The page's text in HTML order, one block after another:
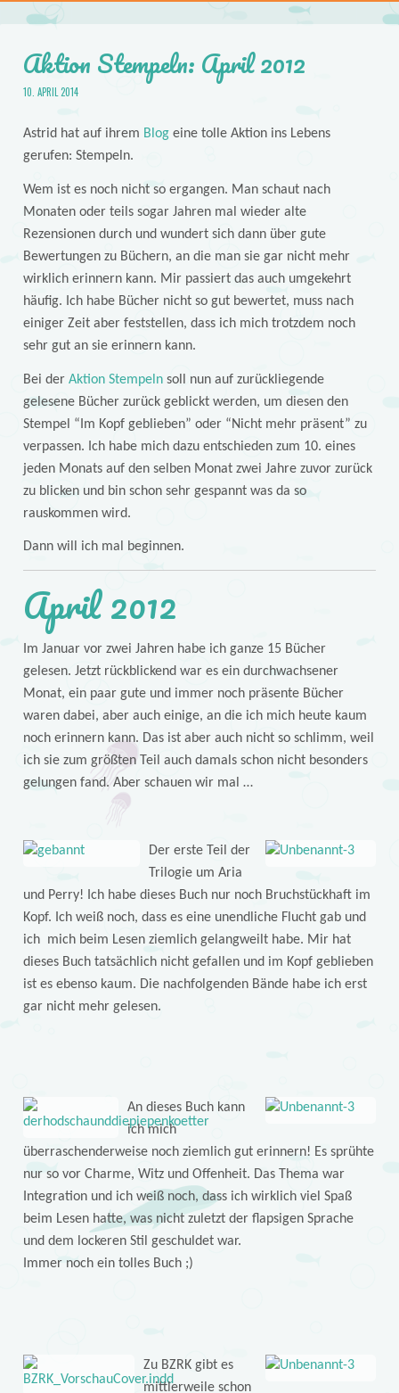
Aktion Stempeln: April 2012
10. APRIL 2014
Astrid hat auf ihrem Blogeine tolle Aktion ins Lebens
gerufen: Stempeln.
Wem ist es noch nicht so ergangen. Man schaut nach
Monaten oder teils sogar Jahren mal wieder alte
Rezensionen durch und wundert sich dann über gute
Bewertungen zu Büchern, an die man sie gar nicht mehr
wirklich erinnern kann. Mir passiert das auch umgekehrt
häufig. Ich habe Bücher nicht so gut bewertet, muss nach
einiger Zeit aber feststellen, dass ich mich trotzdem noch
sehr gut an sie erinnern kann.
Bei der Aktion Stempelnsoll nun auf zurückliegende
gelesene Bücher zurück geblickt werden, um diesen den
Stempel “Im Kopf geblieben” oder “Nicht mehr präsent” zu
verpassen. Ich habe mich dazu entschieden zum 10. eines
jeden Monats auf den selben Monat zwei Jahre zuvor zurück
zu blicken und bin schon sehr gespannt was da so
rauskommen wird.
Dann will ich mal beginnen.
April 2012
Im Januar vor zwei Jahren habe ich ganze 15 Bücher
gelesen. Jetzt rückblickend war es ein durchwachsener
Monat, ein paar gute und immer noch präsente Bücher
waren dabei, aber auch einige, an die ich mich heute kaum
noch erinnern kann. Das ist aber auch nicht so schlimm, weil
ich sie zum größten Teil auch damals schon nicht besonders
gelungen fand. Aber schauen wir mal …
Der erste Teil der
Trilogie um Aria
und Perry! Ich habe dieses Buch nur noch Bruchstückhaft im
Kopf. Ich weiß noch, dass es eine unendliche Flucht gab und
ich mich beim Lesen ziemlich gelangweilt habe. Mir hat
dieses Buch tatsächlich nicht gefallen und im Kopf geblieben
ist es ebenso kaum. Die nachfolgenden Bände habe ich erst
gar nicht mehr gelesen.
An dieses Buch kann
ich mich
überraschenderweise noch ziemlich gut erinnern! Es sprühte
nur so vor Charme, Witz und Offenheit. Das Thema war
Integration und ich weiß noch, dass ich wirklich viel Spaß
beim Lesen hatte, was nicht zuletzt der flapsigen Sprache
und dem lockeren Stil geschuldet war.
Immer noch ein tolles Buch ;)
Zu BZRK gibt es
mittlerweile schon